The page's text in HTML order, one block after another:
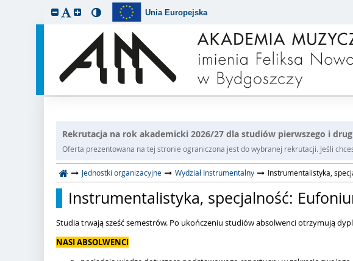
Unia Europejska
Rekrutacja na rok akademicki 2026/27 dla studiów pierwszego i
Oferta prezentowana na tej stronie ograniczona jest do wybranej rekrutacji. Jeśli
Jednostki organizacyjne Wydział Instrumentalny Instrumentalistyka,
Instrumentalistyka, specjalność:
Studia trwają sześć semestrów. Po ukończeniu studiów absolwenci otrzymują
NASI ABSOLWENCI